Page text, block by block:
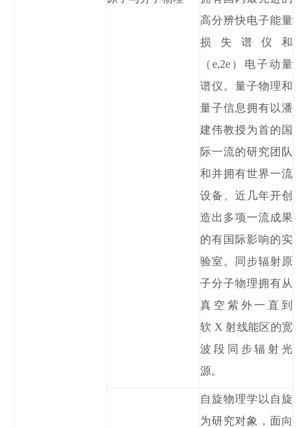
高分辨快电子能量
损失谱仪和
（e,2e）电子动量
谱仪。量子物理和
量子信息拥有以潘
建伟教授为首的国
际一流的研究团队
和并拥有世界一流
设备、近几年开创
造出多项一流成果
的有国际影响的实
验室。同步辐射原
子分子物理拥有从
真空紫外一直到
软 X 射线能区的宽
波段同步辐射光
源。
自旋物理学以自旋
为研究对象，面向